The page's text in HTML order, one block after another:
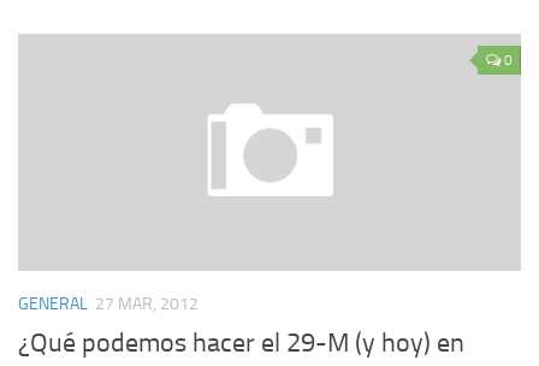
0
GENERAL 27 MAR, 2012
¿Qué podemos hacer el 29-M (y hoy) en